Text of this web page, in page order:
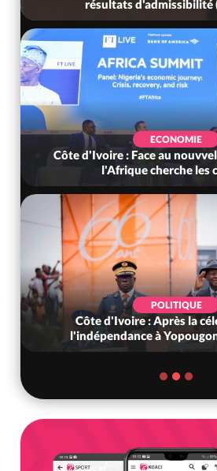
résultats d'admissibilité
ECONOMIE
Côte d'Ivoire : Face au
l'Afrique cherche les
POLITIQUE
Côte d'Ivoire : Après la
l'indépendance à